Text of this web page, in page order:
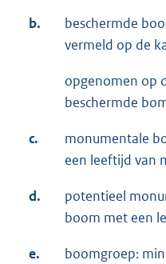
b.
beschermde
vermeld op de
opgenomen op
beschermde
c.
monumentale
een leeftijd van
d.
potentieel
boom met een
e.
boomgroep: